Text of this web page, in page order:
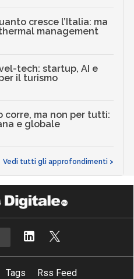
cresce l’Italia: ma
management
tech: startup, AI e
il turismo
corre, ma non per tutti:
e globale
Vedi tutti gli approfondimenti >
Tags
Rss Feed